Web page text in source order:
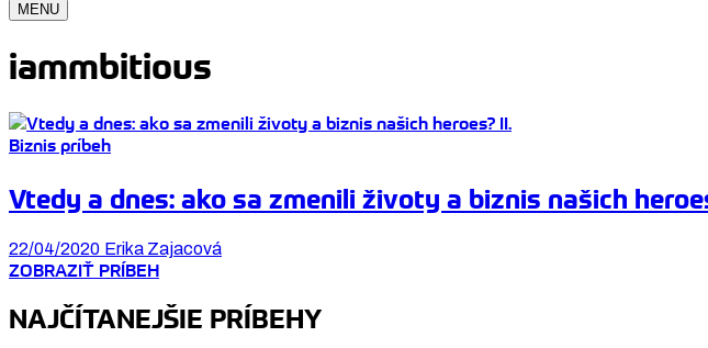
MENU
iammbitious
Biznis príbeh
Vtedy a dnes: ako sa zmenili životy a biznis našich
22/04/2020 Erika Zajacová
ZOBRAZIŤ PRÍBEH
NAJČÍTANEJŠIE PRÍBEHY